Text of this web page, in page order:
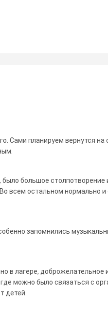
Сами планируем вернутся
было большое столпотворение
всем остальном нормально
запомнились
в лагере, доброжелательное
можно было связаться с
детей.